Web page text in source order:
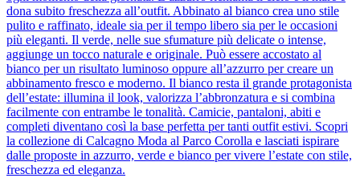
dona subito freschezza all’outfit. Abbinato al bianco crea uno stile
pulito e raffinato, ideale sia per il tempo libero sia per le occasioni
più eleganti. Il verde, nelle sue sfumature più delicate o intense,
aggiunge un tocco naturale e originale. Può essere accostato al
bianco per un risultato luminoso oppure all’azzurro per creare un
abbinamento fresco e moderno. Il bianco resta il grande protagonista
dell’estate: illumina il look, valorizza l’abbronzatura e si combina
facilmente con entrambe le tonalità. Camicie, pantaloni, abiti e
completi diventano così la base perfetta per tanti outfit estivi. Scopri
la collezione di Calcagno Moda al Parco Corolla e lasciati ispirare
dalle proposte in azzurro, verde e bianco per vivere l’estate con stile,
freschezza ed eleganza.